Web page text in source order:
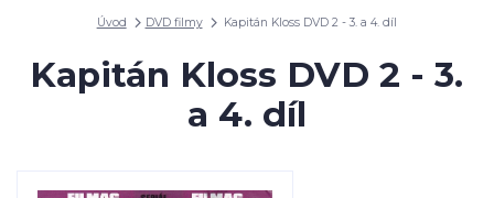
Úvod DVD filmy Kapitán Kloss DVD 2 - 3. a 4. díl
Kapitán Kloss DVD 2 - 3.
a 4. díl